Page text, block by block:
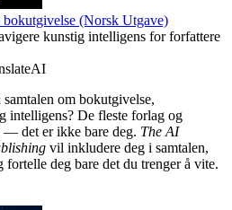
(Norsk Utgave)
kunstig intelligens for forfattere
om bokutgivelse,
intelligens? De fleste forlag og
— det er ikke bare deg. The AI
vil inkludere deg i samtalen,
deg bare det du trenger å vite.